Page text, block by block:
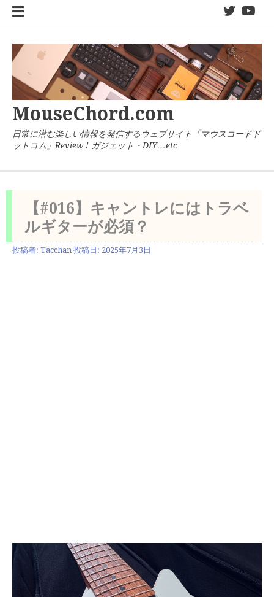
twitter
MouseChord.com
日常に潜む楽しい情報を発信するウェブサイト「マウスコードド
ットコム」Review ! ガジェット・DIY…etc
【#016】キャントレにはトラベ
ルギターが必須？
投稿者: Tacchan 投稿日: 2025年7月3日